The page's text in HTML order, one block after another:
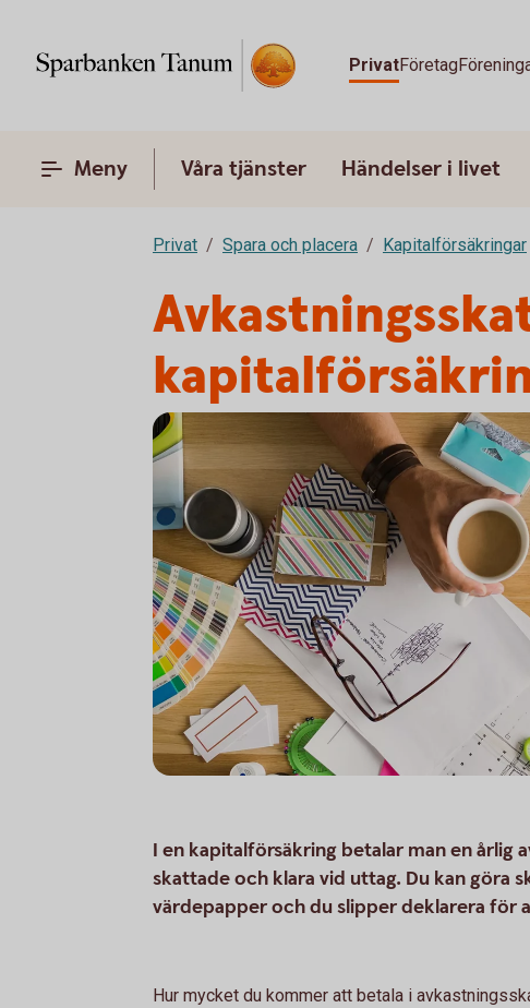
PrivatFöretag
Meny Våra tjänster Händelser i livet
Privat Spara och placera Kapitalförsäkringar
I en kapitalförsäkring betalar man en årlig
skattade och klara vid uttag. Du kan göra
värdepapper och du slipper deklarera för
Hur mycket du kommer att betala i